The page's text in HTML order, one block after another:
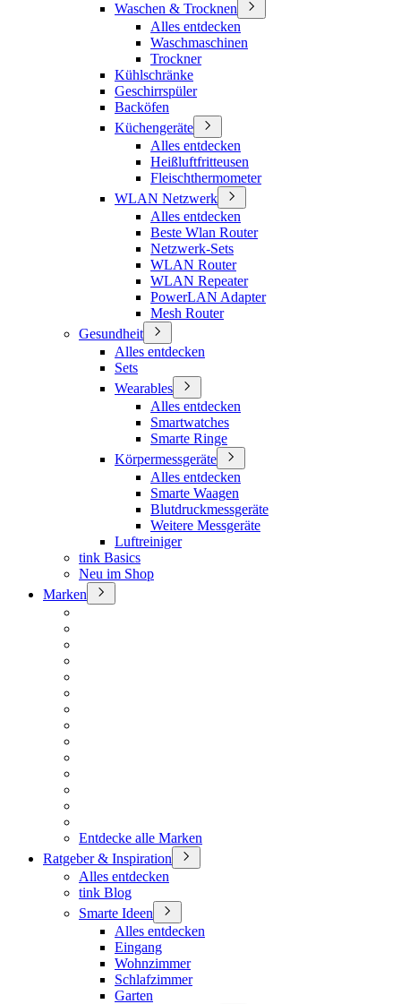
Waschen & Trocknen
Alles entdecken
Waschmaschinen
Trockner
Kühlschränke
Geschirrspüler
Backöfen
Küchengeräte
Alles entdecken
Heißluftfritteusen
Fleischthermometer
WLAN Netzwerk
Alles entdecken
Beste Wlan Router
Netzwerk-Sets
WLAN Router
WLAN Repeater
PowerLAN Adapter
Mesh Router
Gesundheit
Alles entdecken
Sets
Wearables
Alles entdecken
Smartwatches
Smarte Ringe
Körpermessgeräte
Alles entdecken
Smarte Waagen
Blutdruckmessgeräte
Weitere Messgeräte
Luftreiniger
tink Basics
Neu im Shop
Marken
Entdecke alle Marken
Ratgeber & Inspiration
Alles entdecken
tink Blog
Smarte Ideen
Alles entdecken
Eingang
Wohnzimmer
Schlafzimmer
Garten